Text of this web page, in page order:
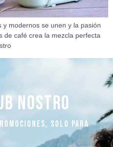
y modernos se unen y la pasión
de café crea la mezcla perfecta
NOSTRO
SOLO PARA